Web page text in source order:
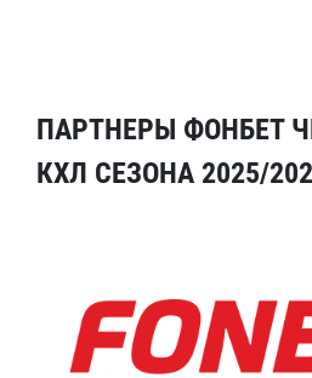
ПАРТНЕРЫ ФОНБЕТ
КХЛ СЕЗОНА 2025/